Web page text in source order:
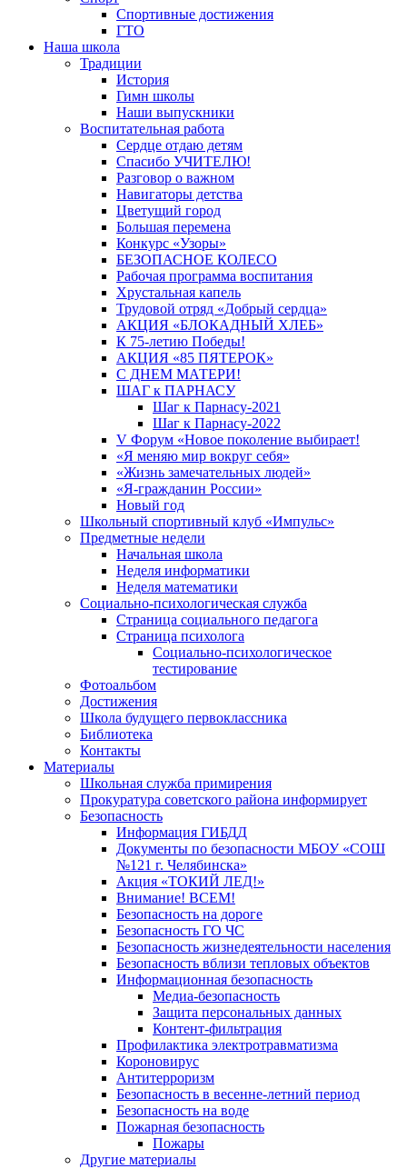
Спортивные достижения
ГТО
Наша школа
Традиции
История
Гимн школы
Наши выпускники
Воспитательная работа
Сердце отдаю детям
Спасибо УЧИТЕЛЮ!
Разговор о важном
Навигаторы детства
Цветущий город
Большая перемена
Конкурс «Узоры»
БЕЗОПАСНОЕ КОЛЕСО
Рабочая программа воспитания
Хрустальная капель
Трудовой отряд «Добрый сердца»
АКЦИЯ «БЛОКАДНЫЙ ХЛЕБ»
К 75-летию Победы!
АКЦИЯ «85 ПЯТЕРОК»
С ДНЕМ МАТЕРИ!
ШАГ к ПАРНАСУ
Шаг к Парнасу-2021
Шаг к Парнасу-2022
V Форум «Новое поколение выбирает!
«Я меняю мир вокруг себя»
«Жизнь замечательных людей»
«Я-гражданин России»
Новый год
Школьный спортивный клуб «Импульс»
Предметные недели
Начальная школа
Неделя информатики
Неделя математики
Социально-психологическая служба
Страница социального педагога
Страница психолога
Социально-психологическое
тестирование
Фотоальбом
Достижения
Школа будущего первоклассника
Библиотека
Контакты
Материалы
Школьная служба примирения
Прокуратура советского района информирует
Безопасность
Информация ГИБДД
Документы по безопасности МБОУ «СОШ
№121 г. Челябинска»
Акция «ТОКИЙ ЛЕД!»
Внимание! ВСЕМ!
Безопасность на дороге
Безопасность ГО ЧС
Безопасность жизнедеятельности населения
Безопасность вблизи тепловых объектов
Информационная безопасность
Медиа-безопасность
Защита персональных данных
Контент-фильтрация
Профилактика электротравматизма
Короновирус
Антитерроризм
Безопасность в весенне-летний период
Безопасность на воде
Пожарная безопасность
Пожары
Другие материалы